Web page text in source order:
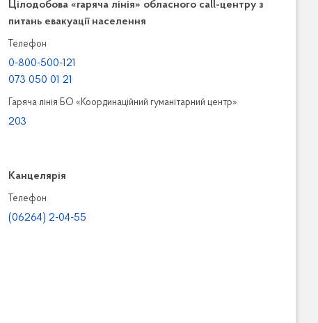
Цілодобова «гаряча лінія» обласного call-центру з
питань евакуації населення
Телефон
0-800-500-121
073 050 01 21
Гаряча лінія БО «Координаційний гуманітарний центр»
203
Канцелярiя
Телефон
(06264) 2-04-55